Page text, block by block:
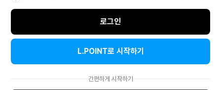
로그인
L.POINT로 시작하기
간편하게 시작하기